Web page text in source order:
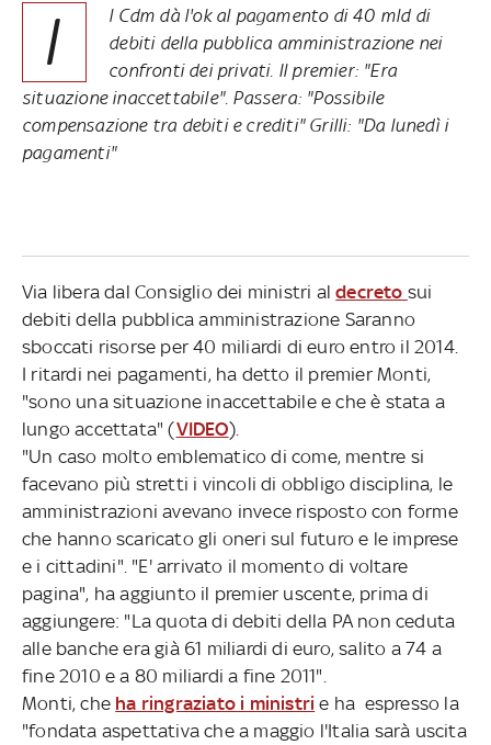
I
l Cdm dà l'ok al pagamento di 40 mld di
debiti della pubblica amministrazione nei
confronti dei privati. Il premier: "Era
situazione inaccettabile". Passera: "Possibile
compensazione tra debiti e crediti" Grilli: "Da lunedì i
pagamenti"
Via libera dal Consiglio dei ministri aldecreto sui
debiti della pubblica amministrazione Saranno
sboccati risorse per 40 miliardi di euro entro il 2014.
I ritardi nei pagamenti, ha detto il premier Monti,
"sono una situazione inaccettabile e che è stata a
lungo accettata" (VIDEO).
"Un caso molto emblematico di come, mentre si
facevano più stretti i vincoli di obbligo disciplina, le
amministrazioni avevano invece risposto con forme
che hanno scaricato gli oneri sul futuro e le imprese
e i cittadini". "E' arrivato il momento di voltare
pagina", ha aggiunto il premier uscente, prima di
aggiungere: "La quota di debiti della PA non ceduta
alle banche era già 61 miliardi di euro, salito a 74 a
fine 2010 e a 80 miliardi a fine 2011".
Monti, che ha ringraziato i ministri e ha espresso la
"fondata aspettativa che a maggio l'Italia sarà uscita